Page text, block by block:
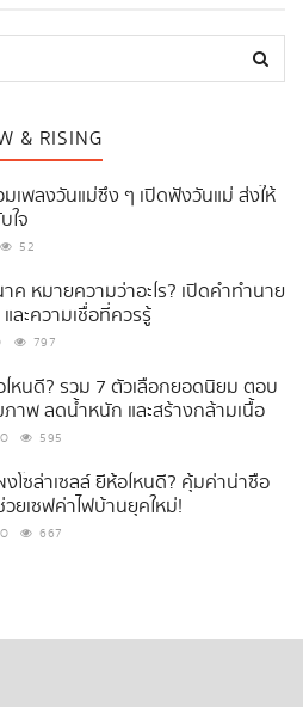
& RISING
มเพลงวันแม่ซึ้ง ๆ เปิดฟังวันแม่ ส่งให้
ใจ
52
หมายความว่าอะไร? เปิดคำทำนาย
ละความเชื่อที่ควรรู้
797
หนดี? รวม 7 ตัวเลือกยอดนิยม ตอบ
าพ ลดน้ำหนัก และสร้างกล้ามเนื้อ
595
โซล่าเซลล์ ยี่ห้อไหนดี? คุ้มค่าน่าซื้อ
ยเซฟค่าไฟบ้านยุคใหม่!
667